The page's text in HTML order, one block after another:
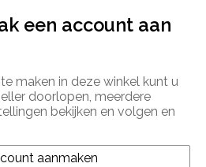
een account aan
maken in deze winkel kunt u
doorlopen, meerdere
bekijken en volgen en
aanmaken